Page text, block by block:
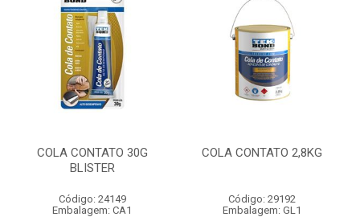
COLA CONTATO 30G
BLISTER
Código: 24149
Embalagem: CA1
COLA CONTATO 2,8KG
Código: 29192
Embalagem: GL1